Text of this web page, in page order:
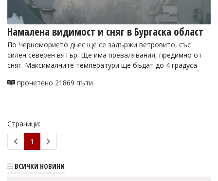
Намалена видимост и сняг в Бургаска област
По Черноморието днес ще се задържи ветровито, със
силен северен вятър. Ще има превалявания, предимно от
сняг. Максималните температури ще бъдат до 4 градуса
прочетено 21869 пъти
Страници:
1
ВСИЧКИ НОВИНИ